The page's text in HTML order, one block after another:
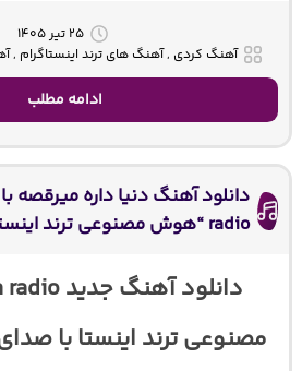
۲۵ تیر ۱۴۰۵
آهنگ کردی , آهنگ های ترند
ادامه مطلب
radio “هوش مصنوعی ترند اینستا با صدای زن”
مصنوعی ترند اینستا با